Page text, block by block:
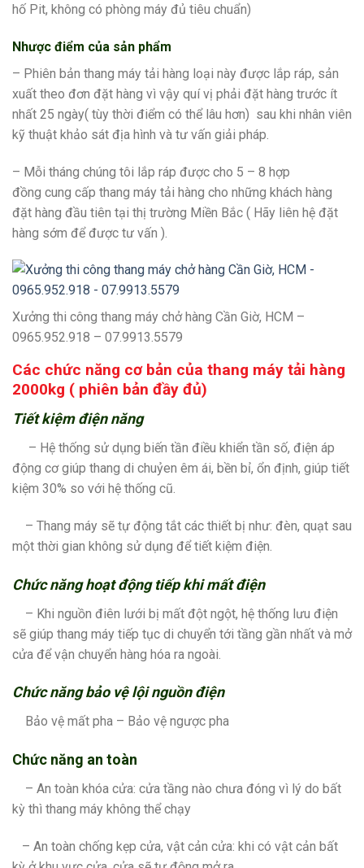
hố Pit, không có phòng máy đủ tiêu chuẩn)
Nhược điểm của sản phẩm
– Phiên bản thang máy tải hàng loại này được lắp ráp, sản
xuất theo đơn đặt hàng vì vậy quí vị phải đặt hàng trước ít
nhất 25 ngày( tùy thời điểm có thể lâu hơn) sau khi nhân viên
kỹ thuật khảo sát địa hình và tư vấn giải pháp.
– Mỗi tháng chúng tôi lắp ráp được cho 5 – 8 hợp
đồng cung cấp thang máy tải hàng cho những khách hàng
đặt hàng đầu tiên tại thị trường Miền Bắc ( Hãy liên hệ đặt
hàng sớm để được tư vấn ).
Xưởng thi công thang máy chở hàng Cần Giờ, HCM –
0965.952.918 – 07.9913.5579
Các chức năng cơ bản của thang máy tải hàng
2000kg ( phiên bản đầy đủ)
Tiết kiệm điện năng
– Hệ thống sử dụng biến tần điều khiển tần số, điện áp
động cơ giúp thang di chuỷen êm ái, bền bỉ, ổn định, giúp tiết
kiệm 30% so với hệ thống cũ.
– Thang máy sẽ tự động tắt các thiết bị như: đèn, quạt sau
một thời gian không sử dụng để tiết kiệm điện.
Chức năng hoạt động tiếp khi mất điện
– Khi nguồn điên lưới bị mất đột ngột, hệ thống lưu điện
sẽ giúp thang máy tiếp tục di chuyển tới tầng gần nhất và mở
cửa để vận chuyển hàng hóa ra ngoài.
Chức năng bảo vệ lội nguồn điện
Bảo vệ mất pha – Bảo vệ ngược pha
Chức năng an toàn
– An toàn khóa cửa: cửa tầng nào chưa đóng vì lý do bất
kỳ thì thang máy không thể chạy
– An toàn chống kẹp cửa, vật cản cửa: khi có vật cản bất